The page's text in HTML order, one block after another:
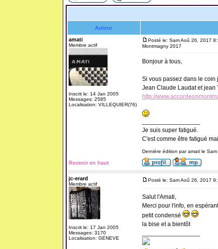
Auteur
amati
Membre actif
Inscrit le: 14 Jan 2005
Messages: 2585
Localisation: VILLEQUIER(76)
Posté le: Sam Aoû 26, 2017
Montmagny 2017
Bonjour à tous,
Si vous passez dans le coin
Jean Claude Laudat et jean
http://
Je suis super fatigué.
C'est comme être fatigué
Dernière édition par amati le
Revenir en haut
jc-erard
Membre actif
Inscrit le: 17 Jan 2005
Messages: 3170
Localisation: GENEVE
Posté le: Sam Aoû 26, 2017
Salut l'Amati,
Merci pour l'info, en
petit condensé
la bise et a bientôt